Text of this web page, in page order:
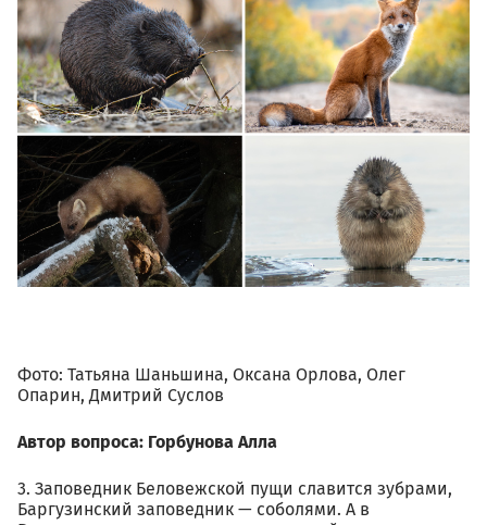
01.03_.jpg
Фото: Татьяна Шаньшина, Оксана Орлова, Олег
Опарин, Дмитрий Суслов
Автор вопроса: Горбунова Алла
3. Заповедник Беловежской пущи славится зубрами,
Баргузинский заповедник — соболями. А в